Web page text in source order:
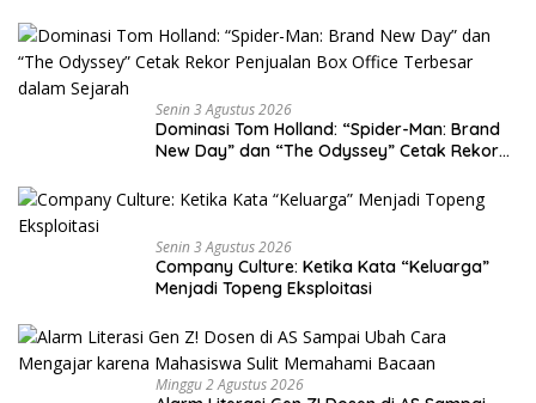
Senin 3 Agustus 2026
Dominasi Tom Holland: “Spider-Man: Brand
New Day” dan “The Odyssey” Cetak Rekor
Sejarah
Senin 3 Agustus 2026
Company Culture: Ketika Kata “Keluarga”
Menjadi Topeng Eksploitasi
Minggu 2 Agustus 2026